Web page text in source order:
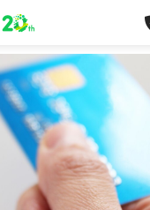
サービス一覧・独自Pay
選ばれる理由
サポート
導入実績
導入フロー